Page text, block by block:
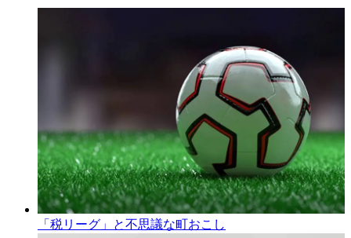
「税リーグ」と不思議な町おこし